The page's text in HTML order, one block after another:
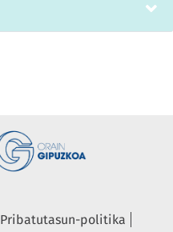
Pribatutasun-politika